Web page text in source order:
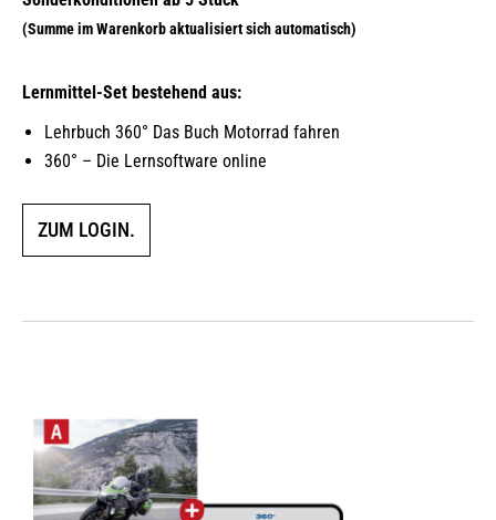
Lernmittel-Set bestehend aus:
Lehrbuch 360° Das Buch Motorrad fahren
360° – Die Lernsoftware online
ZUM LOGIN.